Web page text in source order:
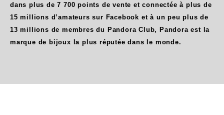
dans plus de 7 700 points de vente et connectée à plus de
15 millions d’amateurs sur Facebook et à un peu plus de
13 millions de membres du Pandora Club, Pandora est la
marque de bijoux la plus réputée dans le monde.